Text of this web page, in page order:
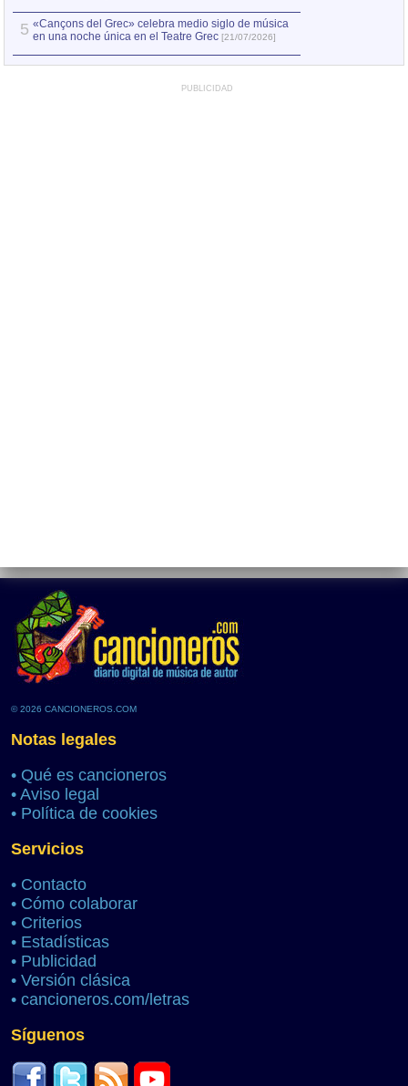
5 «Cançons del Grec» celebra medio siglo de música
en una noche única en el Teatre Grec [21/07/2026]
PUBLICIDAD
© 2026 CANCIONEROS.COM
Notas legales
• Qué es cancioneros
• Aviso legal
• Política de cookies
Servicios
• Contacto
• Cómo colaborar
• Criterios
• Estadísticas
• Publicidad
• Versión clásica
• cancioneros.com/letras
Síguenos